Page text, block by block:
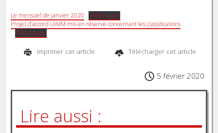
Le mensuel de janvier 2020 Télécharger
Projet d’accord UIMM mis en réserve concernant les classifications
Télécharger
Imprimer cet article Télécharger cet article
5 février 2020
Lire aussi :